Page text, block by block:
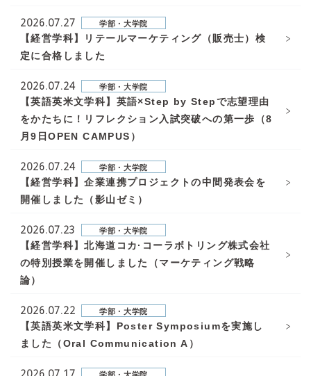
2026.07.27 学部・大学院
【経営学科】リテールマーケティング（販売士）検
定に合格しました
2026.07.24 学部・大学院
【英語英米文学科】英語×Step by Stepで志望理由
をかたちに！リフレクション入試突破への第一歩（8
月9日OPEN CAMPUS）
2026.07.24 学部・大学院
【経営学科】企業連携プロジェクトの中間発表会を
開催しました（影山ゼミ）
2026.07.23 学部・大学院
【経営学科】北海道コカ·コーラボトリング株式会社
の特別授業を開催しました（マーケティング戦略
論）
2026.07.22 学部・大学院
【英語英米文学科】Poster Symposiumを実施し
ました（Oral Communication A）